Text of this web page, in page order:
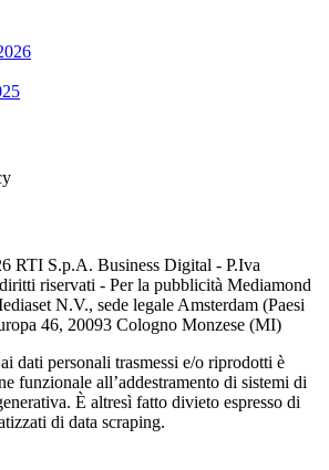
RTI S.p.A. Business Digital - P.Iva
riservati - Per la pubblicità Mediamond
N.V., sede legale Amsterdam (Paesi
46, 20093 Cologno Monzese (MI)
dati personali trasmessi e/o riprodotti è
funzionale all’addestramento di sistemi di
È altresì fatto divieto espresso di
di data scraping.